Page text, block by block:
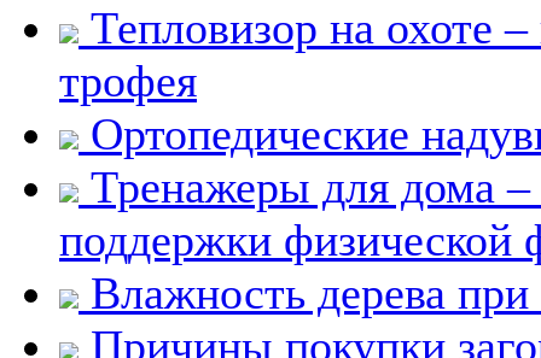
Тепловизор на охоте
трофея
Ортопедические
Тренажеры для дома
поддержки физической
Влажность дерева при
Причины покупки